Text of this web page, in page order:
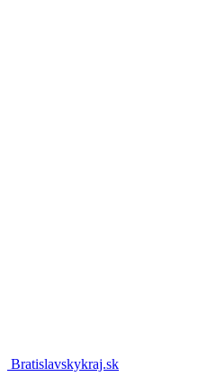
Bratislavskykraj.sk